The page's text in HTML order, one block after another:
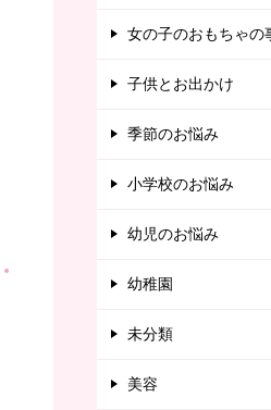
女の子のおもちゃの
子供とお出かけ
季節のお悩み
小学校のお悩み
幼児のお悩み
幼稚園
未分類
美容